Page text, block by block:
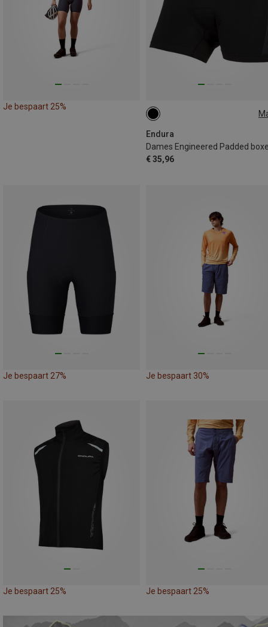
Je bespaart 25%
Endura
Dames Engineered Padded
€ 35,96
XS
Je bespaart 27% Je bespaart 30%
Je bespaart 25% Je bespaart 25%